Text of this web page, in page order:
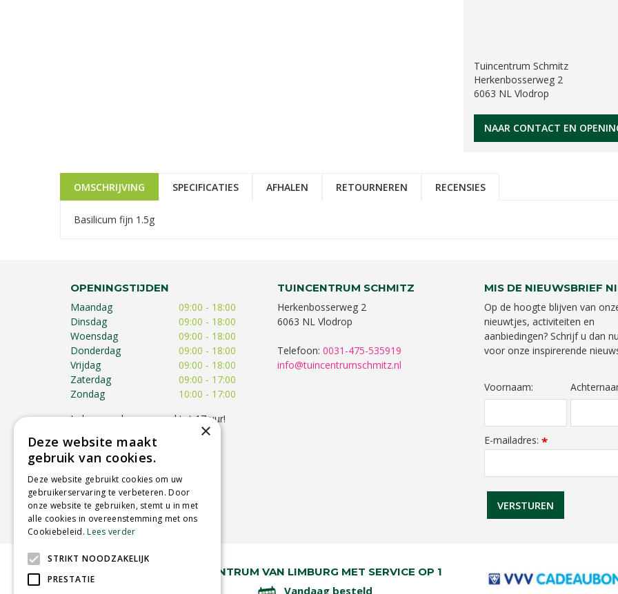
Tuincentrum Schmitz
Herkenbosserweg 2
6063 NL Vlodrop
NAAR CONTACT EN
OMSCHRIJVING SPECIFICATIES AFHALEN RETOURNEREN RECENSIES
Basilicum fijn 1.5g
OPENINGSTIJDEN
Maandag
09:00 - 18:00
Dinsdag
09:00 - 18:00
Woensdag
09:00 - 18:00
Donderdag
09:00 - 18:00
Vrijdag
09:00 - 18:00
Zaterdag
09:00 - 17:00
Zondag
10:00 - 17:00
Iedere zondag geopend tot 17 uur!
openingstijden afwijken!
Toon alle openingstijden
TUINCENTRUM SCHMITZ
Herkenbosserweg 2
6063 NL Vlodrop
Telefoon: 0031-475-535919
info@tuincentrumschmitz.nl
MIS DE NIEUWSBRIEF
Op de hoogte blijven van
nieuwtjes, activiteiten en
aanbiedingen? Schrijf u dan
voor onze inspirerende
Voornaam:
E-mailadres: *
RUIM 30 JAAR HÉT TUINCENTRUM VAN LIMBURG MET SERVICE OP 1
Vandaag besteld
×
Deze website maakt
gebruik van cookies.
Deze website gebruikt cookies om uw
gebruikerservaring te verbeteren. Door
onze website te gebruiken, stemt u in met
alle cookies in overeenstemming met ons
Cookiebeleid.Lees verder
STRIKT NOODZAKELIJK
PRESTATIE